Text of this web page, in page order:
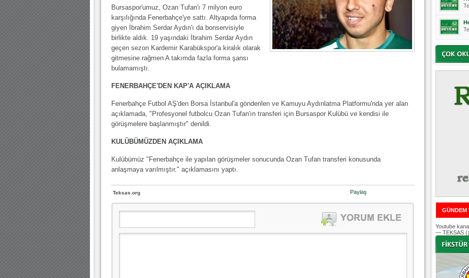
10.04.2023 14:44 | Hoş geldin Göktuğ Bebek!
30.12.2022 18:00 | Hoş geldin Kadir Kağan Bebek!
11.11.2025 14:13 | Hoş geldin Ertuğrul Bebek!
16.07.2024 14:32 |Hoş geldin Kerem Bebek!
08.01.2024 19:01 |Hoş geldin Aslan bebek!
03.01.2024 19:09 | Hoş geldin Güneş bebek!
Bursaspor'umuz, Ozan Tufan'ı 7 milyon euro
karşılığında Fenerbahçe'ye sattı. Altyapıda forma
giyen İbrahim Serdar Aydın'ı da bonservisiyle
birlikte aldık. 19 yaşındaki İbrahim Serdar Aydın
geçen sezon Kardemir Karabükspor'a kiralık olarak
gitmesine rağmen A takımda fazla forma şansı
bulamamıştı.
FENERBAHÇE'DEN KAP'A AÇIKLAMA
Fenerbahçe Futbol AŞ'den Borsa İstanbul'a gönderilen ve Kamuyu Aydınlatma Platformu'nda yer alan
açıklamada, "Profesyonel futbolcu Ozan Tufan'ın transferi için Bursaspor Kulübü ve kendisi ile
görüşmelere başlanmıştır" denildi.
KULÜBÜMÜZDEN AÇIKLAMA
Kulübümüz "Fenerbahçe ile yapılan görüşmeler sonucunda Ozan Tufan transferi konusunda
anlaşmaya varılmıştır." açıklamasını yaptı.
Teksas.org Paylaş
GÜNDEM
Youtube
— TEKSAS